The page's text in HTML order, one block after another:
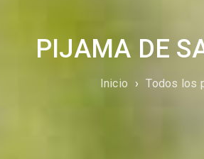
PIJAMA DE
Inicio › Todos los